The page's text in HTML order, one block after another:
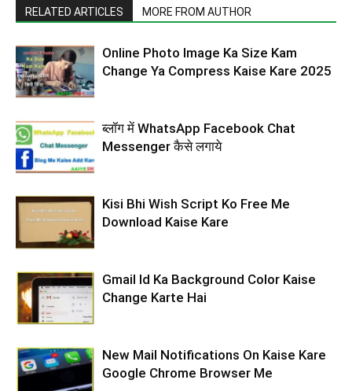
RELATED ARTICLES MORE FROM AUTHOR
Online Photo Image Ka Size Kam
Change Ya Compress Kaise Kare 2025
ब्लॉग में WhatsApp Facebook Chat
Messenger कैसे लगाये
Kisi Bhi Wish Script Ko Free Me
Download Kaise Kare
Gmail Id Ka Background Color Kaise
Change Karte Hai
New Mail Notifications On Kaise Kare
Google Chrome Browser Me